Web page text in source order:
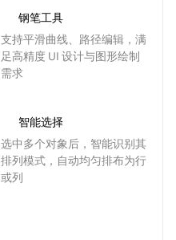
钢笔工具
支持平滑曲线、路径编辑，满
足高精度 UI 设计与图形绘制
需求
智能选择
选中多个对象后，智能识别其
排列模式，自动均匀排布为行
或列